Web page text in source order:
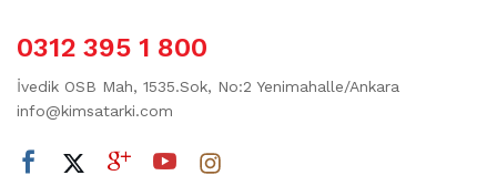
0312 395 1 800
İvedik OSB Mah, 1535.Sok, No:2 Yenimahalle/Ankara
info@kimsatarki.com